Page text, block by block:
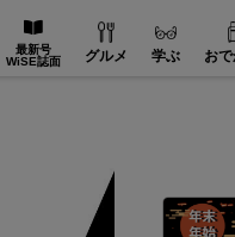
最新号
WiSE誌面
グルメ 学ぶ お